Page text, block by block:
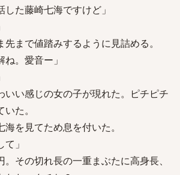
した藤崎七海ですけど」
まで値踏みするように見詰める。
ね。愛音ー」
い感じの女の子が現れた。ピチピチ
た。
を見てため息を付いた。
」
。その切れ長の一重まぶたに高身長、